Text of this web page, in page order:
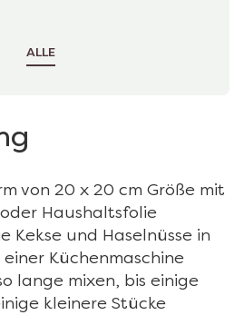
ALLE
von 20 x 20 cm Größe mit
Haushaltsfolie
Kekse und Haselnüsse in
einer Küchenmaschine
lange mixen, bis einige
kleinere Stücke